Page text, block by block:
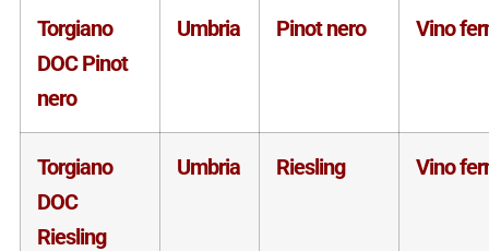
Torgiano
DOC Pinot
nero
Umbria Pinot nero Vino
Torgiano
DOC
Riesling
Umbria Riesling Vino